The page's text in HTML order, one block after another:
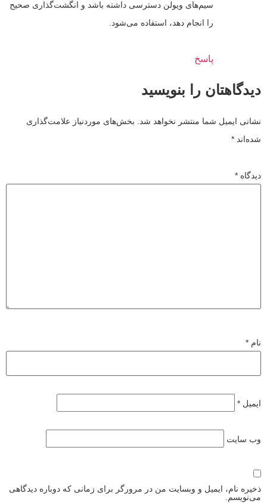
سیم‌های ویولن دسترسی داشته باشد و انگشت‌گذاری صحیح
را انجام دهد، استفاده می‌شود.
پاسخ
دیدگاهتان را بنویسید
نشانی ایمیل شما منتشر نخواهد شد.
بخش‌های موردنیاز علامت‌گذاری
شده‌اند *
دیدگاه *
نام *
ایمیل *
وب‌ سایت
ذخیره نام، ایمیل و وبسایت من در مرورگر برای زمانی که دوباره دیدگاهی
می‌نویسم.